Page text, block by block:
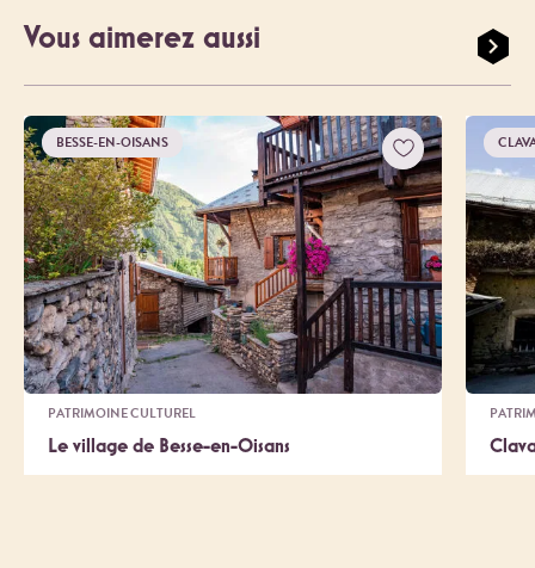
Vous aimerez aussi
BESSE-EN-OISANS
PATRIMOINE CULTUREL
Le village de Besse-en-Oisans